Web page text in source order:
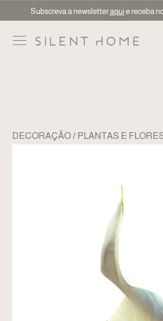
Subscreva a newsletteraqui e receba
DECORAÇÃO PLANTAS E